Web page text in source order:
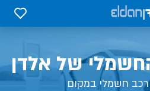
0
של אלדן
רכב חשמלי במקום
וכל מה שכדי לדעת | אלדן